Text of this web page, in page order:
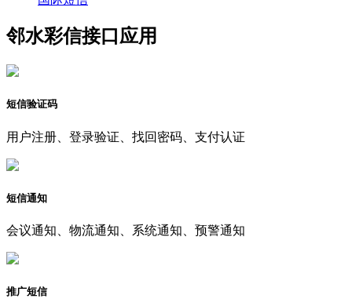
邻水彩信接口应用
短信验证码
用户注册、登录验证、找回密码、支付认证
短信通知
会议通知、物流通知、系统通知、预警通知
推广短信